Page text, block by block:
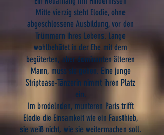
Mitte vierzig steht Elodie, ohne
abgeschlossene Ausbildung, vor den
Trümmern ihres Lebens. Lange
wohlbehütet in der Ehe mit dem
begüterten, aber dominanten älteren
Mann, muss sie gehen. Eine junge
Striptease-Tänzerin nimmt ihren Platz
ein.
Im brodelnden, munteren Paris trifft
Elodie die Einsamkeit wie ein Fausthieb,
sie weiß nicht, wie sie weitermachen soll.